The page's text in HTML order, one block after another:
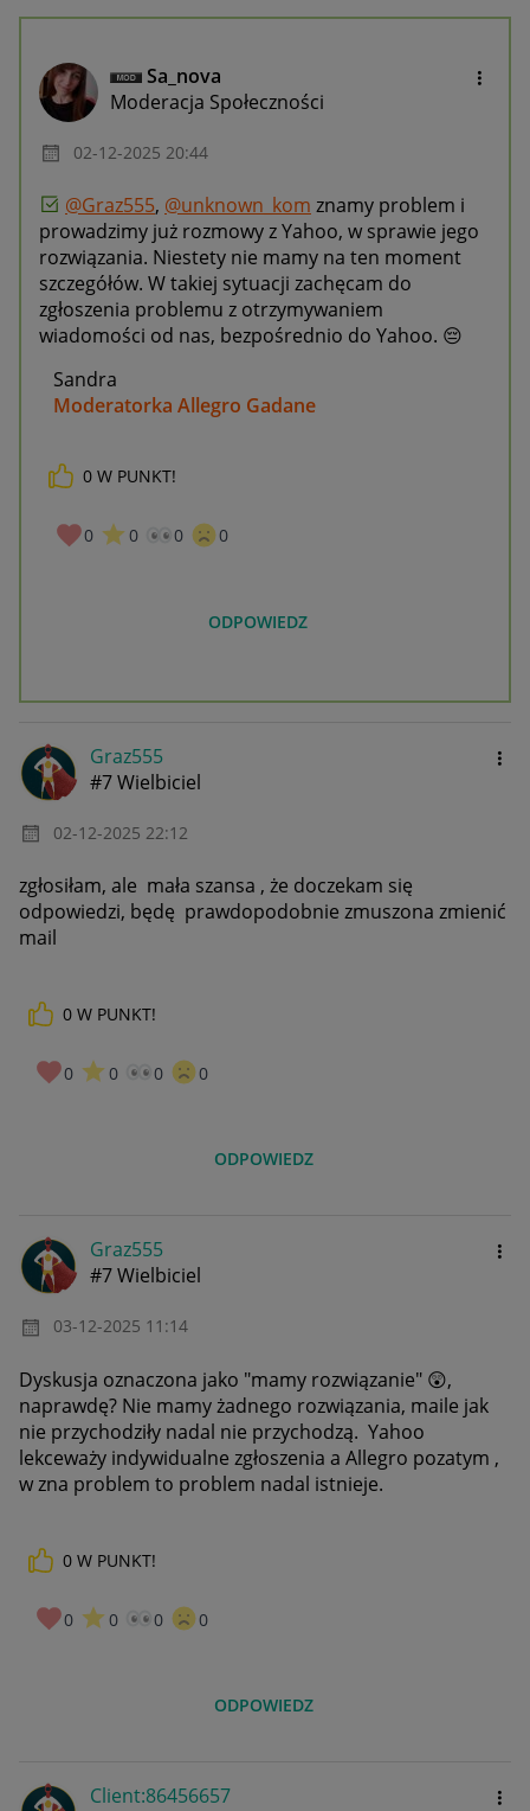
Sa_nova
Moderacja Społeczności
‎02-12-2025 20:44
@Graz555, @unknown_kom znamy problem i
prowadzimy już rozmowy z Yahoo, w sprawie jego
rozwiązania. Niestety nie mamy na ten moment
szczegółów. W takiej sytuacji zachęcam do
zgłoszenia problemu z otrzymywaniem
wiadomości od nas, bezpośrednio do Yahoo. 😔
Sandra
Moderatorka Allegro Gadane
0 W PUNKT!
0 0 0 0
ODPOWIEDZ
Graz555
#7 Wielbiciel
‎02-12-2025 22:12
zgłosiłam, ale mała szansa , że doczekam się
odpowiedzi, będę prawdopodobnie zmuszona zmienić
mail
0 W PUNKT!
0 0 0 0
ODPOWIEDZ
Graz555
#7 Wielbiciel
‎03-12-2025 11:14
Dyskusja oznaczona jako "mamy rozwiązanie" 😲,
naprawdę? Nie mamy żadnego rozwiązania, maile jak
nie przychodziły nadal nie przychodzą. Yahoo
lekceważy indywidualne zgłoszenia a Allegro pozatym ,
w zna problem to problem nadal istnieje.
0 W PUNKT!
0 0 0 0
ODPOWIEDZ
Client:86456657